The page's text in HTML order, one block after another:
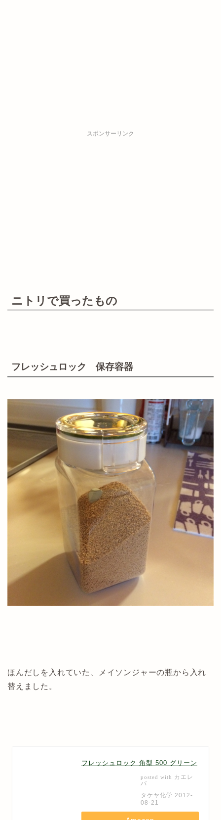
スポンサーリンク
ニトリで買ったもの
フレッシュロック 保存容器
ほんだしを入れていた、メイソンジャーの瓶から入れ
替えました。
フレッシュロック 角型 500 グリーン
posted with カエレ
バ
タケヤ化学 2012-
08-21